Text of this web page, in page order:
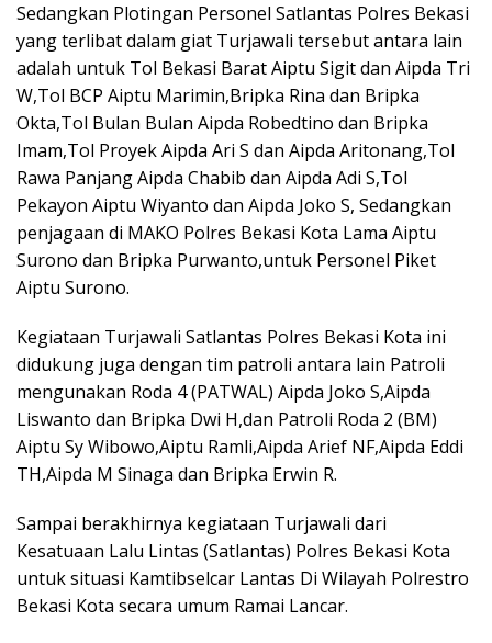
Sedangkan Plotingan Personel Satlantas Polres Bekasi
yang terlibat dalam giat Turjawali tersebut antara lain
adalah untuk Tol Bekasi Barat Aiptu Sigit dan Aipda Tri
W,Tol BCP Aiptu Marimin,Bripka Rina dan Bripka
Okta,Tol Bulan Bulan Aipda Robedtino dan Bripka
Imam,Tol Proyek Aipda Ari S dan Aipda Aritonang,Tol
Rawa Panjang Aipda Chabib dan Aipda Adi S,Tol
Pekayon Aiptu Wiyanto dan Aipda Joko S, Sedangkan
penjagaan di MAKO Polres Bekasi Kota Lama Aiptu
Surono dan Bripka Purwanto,untuk Personel Piket
Aiptu Surono.
Kegiataan Turjawali Satlantas Polres Bekasi Kota ini
didukung juga dengan tim patroli antara lain Patroli
mengunakan Roda 4 (PATWAL) Aipda Joko S,Aipda
Liswanto dan Bripka Dwi H,dan Patroli Roda 2 (BM)
Aiptu Sy Wibowo,Aiptu Ramli,Aipda Arief NF,Aipda Eddi
TH,Aipda M Sinaga dan Bripka Erwin R.
Sampai berakhirnya kegiataan Turjawali dari
Kesatuaan Lalu Lintas (Satlantas) Polres Bekasi Kota
untuk situasi Kamtibselcar Lantas Di Wilayah Polrestro
Bekasi Kota secara umum Ramai Lancar.